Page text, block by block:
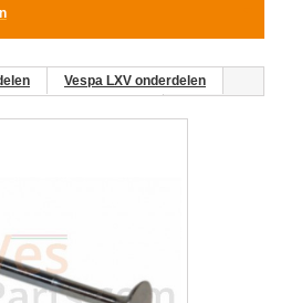
Vespa LXV onderdelen